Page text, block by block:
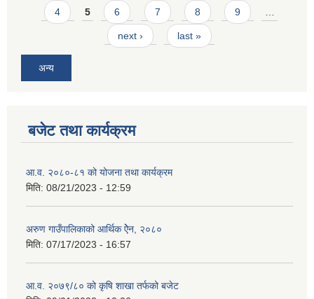
4 5 6 7 8 9
next › last »
अन्य
बजेट तथा कार्यक्रम
आ.व. २०८०-८१ को योजना तथा कार्यक्रम
मिति: 08/21/2023 - 12:59
अरुण गाउँपालिकाको आर्थिक ऐेन, २०८०
मिति: 07/17/2023 - 16:57
आ.व. २०७९/८० को कृषि शाखा तर्फको बजेट